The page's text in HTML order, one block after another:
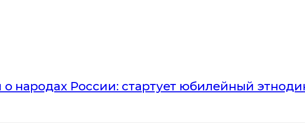
о народах России: стартует юбилейный